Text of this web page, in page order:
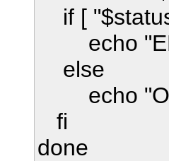
if [
echo
else
echo
fi
done